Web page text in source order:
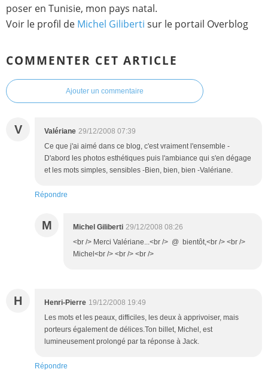
poser en Tunisie, mon pays natal.
Voir le profil de Michel Giliberti sur le portail Overblog
COMMENTER CET ARTICLE
Ajouter un commentaire
V Valériane 29/12/2008 07:39
Ce que j'ai aimé dans ce blog, c'est vraiment l'ensemble -
D'abord les photos esthétiques puis l'ambiance qui s'en dégage
et les mots simples, sensibles -Bien, bien, bien -Valériane.
Répondre
M Michel Giliberti 29/12/2008 08:26
<br /> Merci Valériane...<br /> @ bientôt,<br /> <br />
Michel<br /> <br /> <br />
H Henri-Pierre 19/12/2008 19:49
Les mots et les peaux, difficiles, les deux à apprivoiser, mais
porteurs également de délices.Ton billet, Michel, est
lumineusement prolongé par ta réponse à Jack.
Répondre